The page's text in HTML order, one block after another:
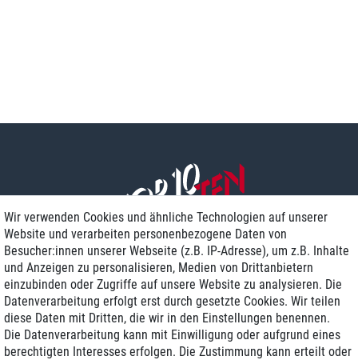
Zustellung am nächsten Werktag
Günstiger Versand
Generalüberholt mit Garantie
Wir verwenden Cookies und ähnliche Technologien auf unserer
Website und verarbeiten personenbezogene Daten von
Besucher:innen unserer Webseite (z.B. IP-Adresse), um z.B. Inhalte
und Anzeigen zu personalisieren, Medien von Drittanbietern
einzubinden oder Zugriffe auf unsere Website zu analysieren. Die
Datenverarbeitung erfolgt erst durch gesetzte Cookies. Wir teilen
diese Daten mit Dritten, die wir in den Einstellungen benennen.
Die Datenverarbeitung kann mit Einwilligung oder aufgrund eines
berechtigten Interesses erfolgen. Die Zustimmung kann erteilt oder